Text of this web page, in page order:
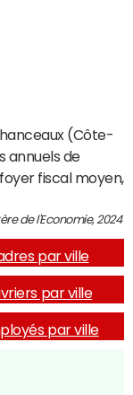
(Côte-
annuels de
fiscal moyen,
de l'Economie, 2024
par ville
par ville
par ville